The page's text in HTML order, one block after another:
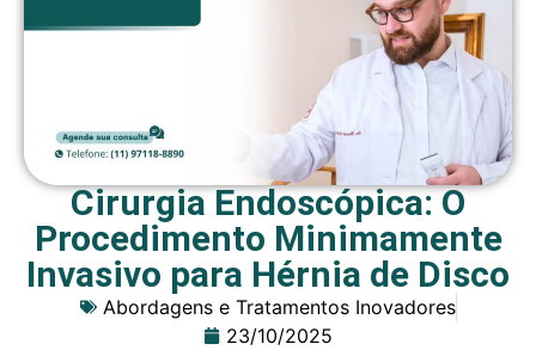
Cirurgia Endoscópica: O
Procedimento Minimamente
Invasivo para Hérnia de Disco
Abordagens e Tratamentos Inovadores
23/10/2025